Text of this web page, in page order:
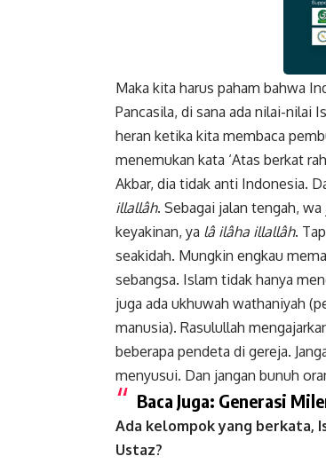
Maka kita harus paham bahwa
Pancasila, di sana ada nilai-nilai
heran ketika kita membaca
menemukan kata ‘Atas berkat
Akbar, dia tidak anti Indonesia.
illallâh. Sebagai jalan tengah,
keyakinan, ya lâ ilâha illallâh.
seakidah. Mungkin engkau
sebangsa. Islam tidak hanya
juga ada ukhuwah wathaniyah
manusia). Rasulullah
beberapa pendeta di gereja.
menyusui. Dan jangan bunuh
Baca Juga: Generasi
Ada kelompok yang berkata,
Ustaz?